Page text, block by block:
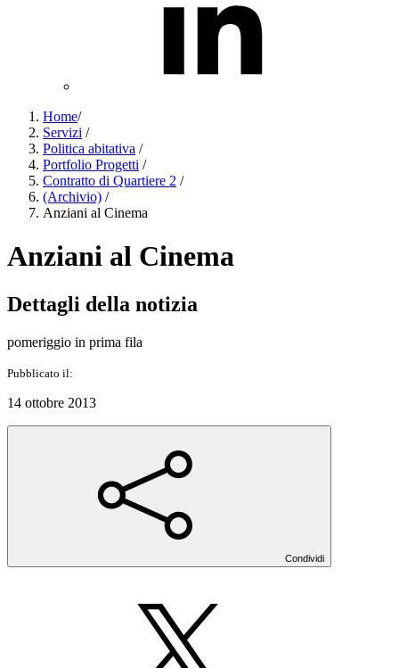
Home/
Servizi /
Politica abitativa /
Portfolio Progetti /
Contratto di Quartiere 2 /
(Archivio) /
Anziani al Cinema
Anziani al Cinema
Dettagli della notizia
pomeriggio in prima fila
Pubblicato il:
14 ottobre 2013
Condividi